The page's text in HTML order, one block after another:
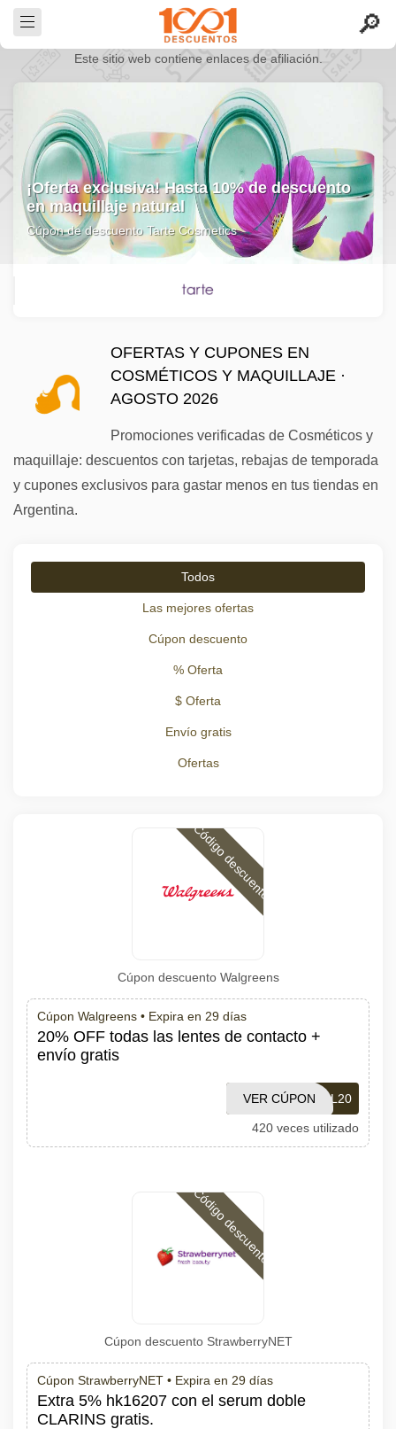
Este sitio web contiene enlaces de afiliación.
Boletín de Ulta Beauty: ofertas exclusivas de
belleza y Ultamate Rewards al registrarte,
además de…
Cúpon de descuento Ulta Beauty
OFERTAS Y CUPONES EN
COSMÉTICOS Y MAQUILLAJE ·
AGOSTO 2026
Promociones verificadas de Cosméticos y
maquillaje: descuentos con tarjetas, rebajas de temporada
y cupones exclusivos para gastar menos en tus tiendas en
Argentina.
Todos
Las mejores ofertas
Cúpon descuento
% Oferta
$ Oferta
Envío gratis
Ofertas
Código descuento
Cúpon descuento Walgreens
Cúpon Walgreens • Expira en 29 días
20% OFF todas las lentes de contacto +
envío gratis
DEAL20
VER CÚPON
420 veces utilizado
Código descuento
Cúpon descuento StrawberryNET
Cúpon StrawberryNET • Expira en 29 días
Extra 5% hk16207 con el serum doble
CLARINS gratis.